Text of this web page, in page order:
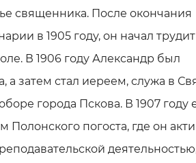
священника. После окончания
в 1905 году, он начал
В 1906 году Александр был
а затем стал иереем, служа в
города Пскова. В 1907 году
Полонского погоста, где он